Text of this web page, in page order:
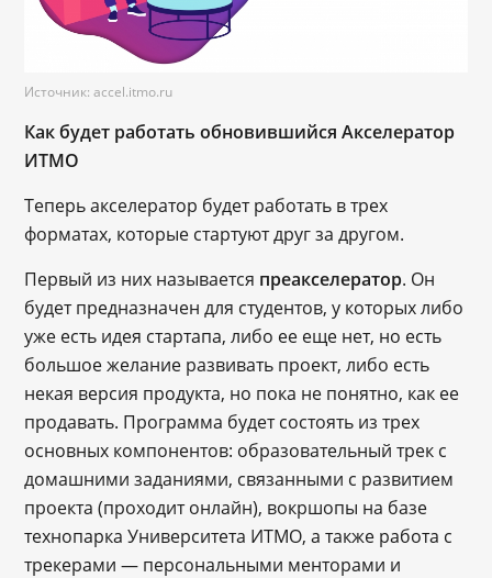
Источник: accel.itmo.ru
Как будет работать обновившийся Акселератор
ИТМО
Теперь акселератор будет работать в трех
форматах, которые стартуют друг за другом.
Первый из них называется преакселератор. Он
будет предназначен для студентов, у которых либо
уже есть идея стартапа, либо ее еще нет, но есть
большое желание развивать проект, либо есть
некая версия продукта, но пока не понятно, как ее
продавать. Программа будет состоять из трех
основных компонентов: образовательный трек с
домашними заданиями, связанными с развитием
проекта (проходит онлайн), вокршопы на базе
технопарка Университета ИТМО, а также работа с
трекерами — персональными менторами и